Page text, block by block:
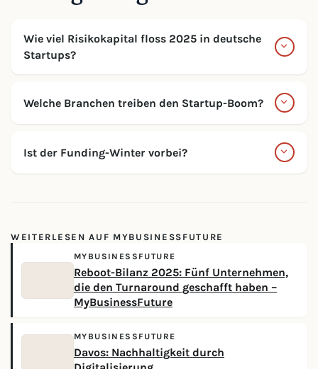
Wie viel Risikokapital floss 2025 in deutsche
Startups?
Welche Branchen treiben den Startup-Boom?
Ist der Funding-Winter vorbei?
WEITERLESEN AUF MYBUSINESSFUTURE
MYBUSINESSFUTURE
Reboot-Bilanz 2025: Fünf Unternehmen,
die den Turnaround geschafft haben –
MyBusinessFuture
MYBUSINESSFUTURE
Davos: Nachhaltigkeit durch